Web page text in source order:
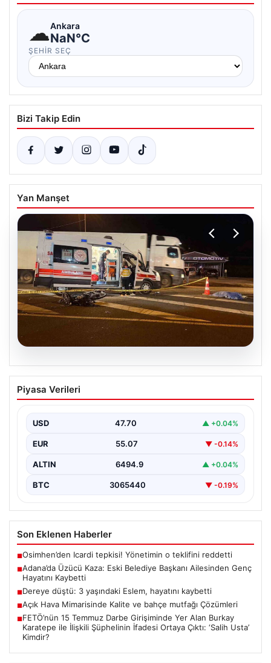
☁Ankara
NaN°C
ŞEHIR SEÇ
Bizi Takip Edin
Yan Manşet
05.08.2026
Adana’da Üzücü Kaza: Eski Belediye
Başkanı Ailesinden Genç Hayatını
Adana'nın Pozantı ilçesinde meydana gelen korkutucu
Olayda,…
Piyasa Verileri
USD 47.70 ▲ +0.04%
EUR 55.07 ▼ -0.14%
ALTIN 6494.9 ▲ +0.04%
BTC 3065440 ▼ -0.19%
Son Eklenen Haberler
■Osimhen’den Icardi tepkisi! Yönetimin o teklifini reddetti
■Adana’da Üzücü Kaza: Eski Belediye Başkanı Ailesinden Genç
Hayatını Kaybetti
■Dereye düştü: 3 yaşındaki Eslem, hayatını kaybetti
■Açık Hava Mimarisinde Kalite ve bahçe mutfağı Çözümleri
■FETÖ’nün 15 Temmuz Darbe Girişiminde Yer Alan Burkay
Karatepe ile İlişkili Şüphelinin İfadesi Ortaya Çıktı: ‘Salih Usta’
Kimdir?